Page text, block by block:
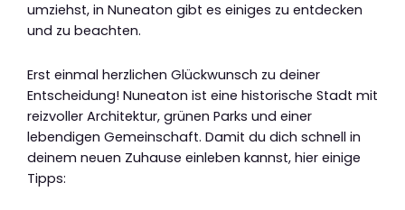
umziehst, in Nuneaton gibt es einiges zu entdecken
und zu beachten.
Erst einmal herzlichen Glückwunsch zu deiner
Entscheidung! Nuneaton ist eine historische Stadt mit
reizvoller Architektur, grünen Parks und einer
lebendigen Gemeinschaft. Damit du dich schnell in
deinem neuen Zuhause einleben kannst, hier einige
Tipps: